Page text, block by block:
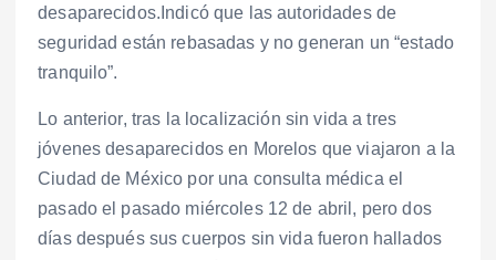
desaparecidos.Indicó que las autoridades de
seguridad están rebasadas y no generan un “estado
tranquilo”.
Lo anterior, tras la localización sin vida a tres
jóvenes desaparecidos en Morelos que viajaron a la
Ciudad de México por una consulta médica el
pasado el pasado miércoles 12 de abril, pero dos
días después sus cuerpos sin vida fueron hallados